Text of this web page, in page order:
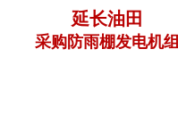
延长油田
采购防雨棚发电机